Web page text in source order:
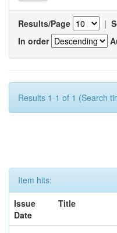
Results/Page |
In order
Results 1-1 of 1 (Search
Item hits:
Issue
Date
Title